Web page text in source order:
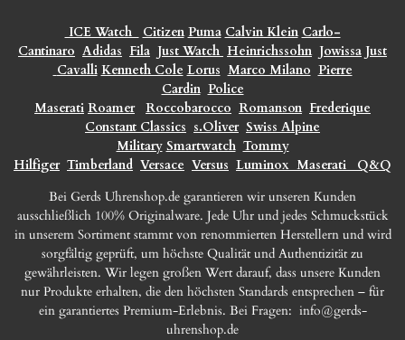
ICE Watch Citizen Puma Calvin Klein Carlo-
Cantinaro Adidas Fila Just Watch Heinrichssohn Jowissa Just
Cavalli Kenneth Cole Lorus Marco Milano Pierre
Cardin Police
Maserati Roamer Roccobarocco Romanson Frederique
Constant Classics s.Oliver Swiss Alpine
Military Smartwatch Tommy
Hilfiger Timberland Versace Versus Luminox Maserati
Q&Q
Bei Gerds Uhrenshop.de garantieren wir unseren Kunden
ausschließlich 100% Originalware. Jede Uhr und jedes Schmuckstück
in unserem Sortiment stammt von renommierten Herstellern und wird
sorgfältig geprüft, um höchste Qualität und Authentizität zu
gewährleisten. Wir legen großen Wert darauf, dass unsere Kunden
nur Produkte erhalten, die den höchsten Standards entsprechen – für
ein garantiertes Premium-Erlebnis. Bei Fragen: info@gerds-
uhrenshop.de